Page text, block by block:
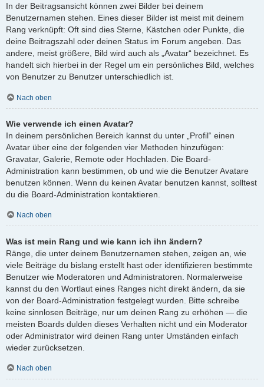
In der Beitragsansicht können zwei Bilder bei deinem
Benutzernamen stehen. Eines dieser Bilder ist meist mit deinem
Rang verknüpft: Oft sind dies Sterne, Kästchen oder Punkte, die
deine Beitragszahl oder deinen Status im Forum angeben. Das
andere, meist größere, Bild wird auch als „Avatar“ bezeichnet. Es
handelt sich hierbei in der Regel um ein persönliches Bild, welches
von Benutzer zu Benutzer unterschiedlich ist.
Nach oben
Wie verwende ich einen Avatar?
In deinem persönlichen Bereich kannst du unter „Profil“ einen
Avatar über eine der folgenden vier Methoden hinzufügen:
Gravatar, Galerie, Remote oder Hochladen. Die Board-
Administration kann bestimmen, ob und wie die Benutzer Avatare
benutzen können. Wenn du keinen Avatar benutzen kannst, solltest
du die Board-Administration kontaktieren.
Nach oben
Was ist mein Rang und wie kann ich ihn ändern?
Ränge, die unter deinem Benutzernamen stehen, zeigen an, wie
viele Beiträge du bislang erstellt hast oder identifizieren bestimmte
Benutzer wie Moderatoren und Administratoren. Normalerweise
kannst du den Wortlaut eines Ranges nicht direkt ändern, da sie
von der Board-Administration festgelegt wurden. Bitte schreibe
keine sinnlosen Beiträge, nur um deinen Rang zu erhöhen — die
meisten Boards dulden dieses Verhalten nicht und ein Moderator
oder Administrator wird deinen Rang unter Umständen einfach
wieder zurücksetzen.
Nach oben